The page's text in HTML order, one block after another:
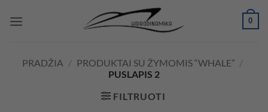
0
PRADŽIA / PRODUKTAI SU ŽYMOMIS “WHALE” /
PUSLAPIS 2
FILTRUOTI